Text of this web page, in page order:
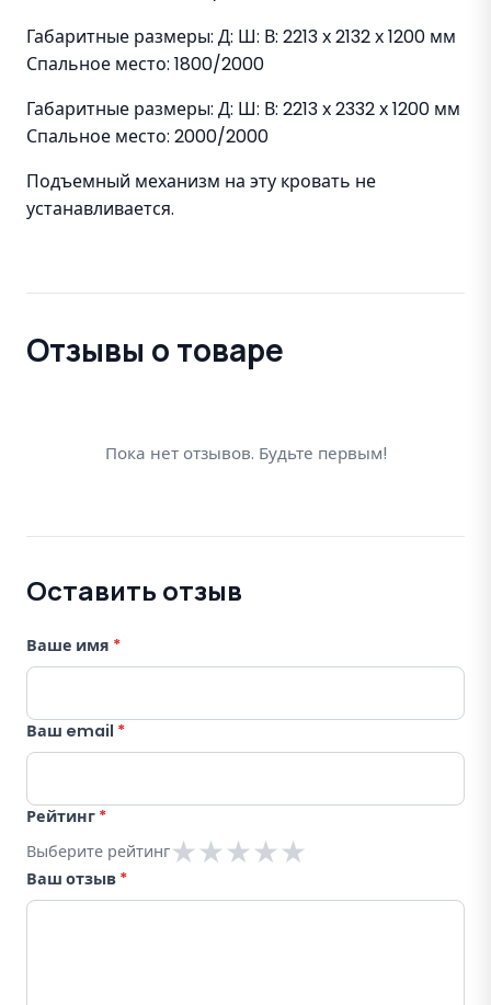
Габаритные размеры: Д: Ш: В: 2213 х 2132 х 1200 мм
Спальное место: 1800/2000
Габаритные размеры: Д: Ш: В: 2213 х 2332 х 1200 мм
Спальное место: 2000/2000
Подъемный механизм на эту кровать не
устанавливается.
Отзывы о товаре
Пока нет отзывов. Будьте первым!
Оставить отзыв
Ваше имя *
Ваш email *
Рейтинг *
★★★★★
Выберите рейтинг
Ваш отзыв *